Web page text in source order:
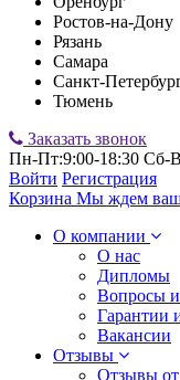
Ростов-на-Дону
Рязань
Самара
Санкт-
Тюмень
Заказать звонок
Пн-Пт:9:00-18:30 Сб-
Войти Регистрация
Корзина Мы ждем
О компании
О нас
Дипломы
Вопросы
Гарантии
Вакансии
Отзывы
Отзывы